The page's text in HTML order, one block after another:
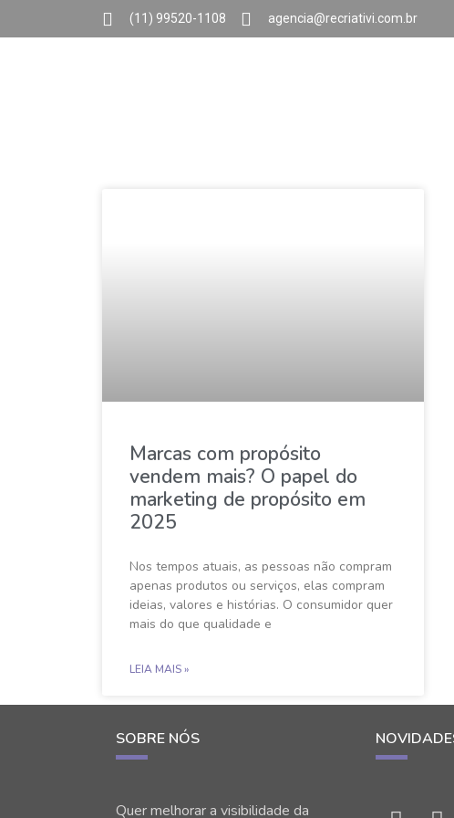
(11) 99520-1108 agencia@recriativi.com.br
Marcas com propósito
vendem mais? O papel do
marketing de propósito em
2025
Nos tempos atuais, as pessoas não compram
apenas produtos ou serviços, elas compram
ideias, valores e histórias. O consumidor quer
mais do que qualidade e
LEIA MAIS »
SOBRE NÓS
Quer melhorar a visibilidade da